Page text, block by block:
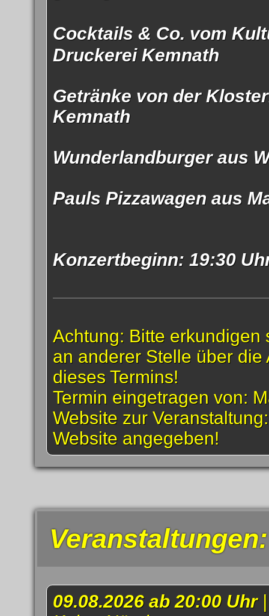
Cocktails & Co. vom
Druckerei Kemnath
Getränke von der
Kemnath
Wunderlandburger aus
Pauls Pizzawagen aus
Konzertbeginn: 19:30
Achtung: Bitte erkundigen
an anderer Stelle über die
dieses Termins!
Termin eingetragen von:
Website zur
Website angegeben!
Veranstaltungen:
09.08.2026 ab 20:00 Uhr